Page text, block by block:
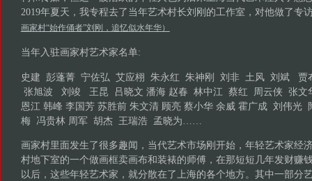
2019年夏天，我专程去了当年艺术村长刘刚的工作室，对他做了专
画家村“始作俑者”刘刚，追忆似水年华）
当年入驻画家村艺术家名单:
史建 彭蓬菁 宁佐弘 艾应栩 朱永红 朱神刚 刘非 土风 刘斌
张旭波 刘竣 王昆 吕晓文 潘海 赵春 林中江 蔡红 周云侠 张文
恩江 韩峰 李国芳 苏胜前 朱文清 顾亮 蔡小华 余威 霍广成 刘伟
梅 冯贵林 周军 胡杰 王瑞浩 孟晓为……
画家村里面发生了很多趣闻，当代艺术市场刚开始，年轻艺术家经
村地下室的一个做画框卖画布和装裱的师傅，在那短短几年发财赚
以后，这些年轻艺术家，就分散在了上海的各个地方。其中一部分